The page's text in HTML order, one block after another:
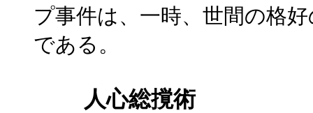
プ事件は、一時、世間の格
である。
人心総撹術